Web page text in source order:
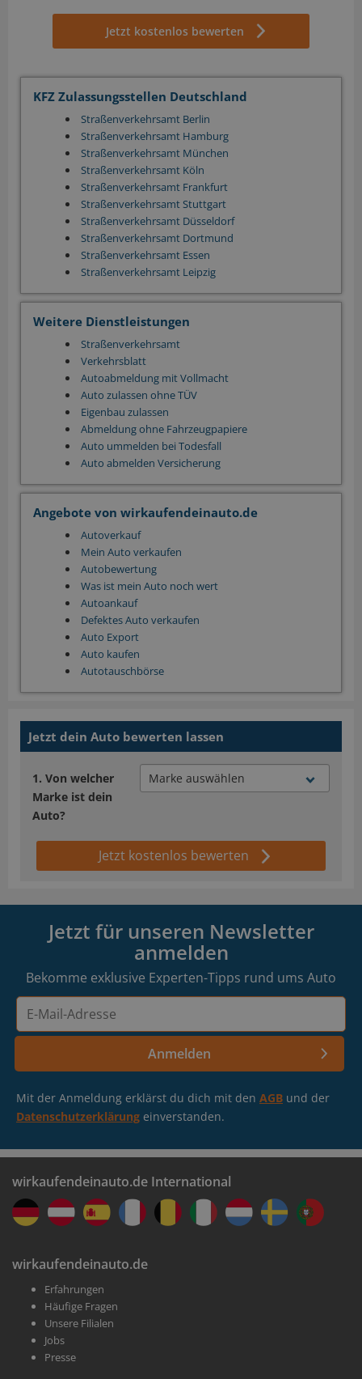
Jetzt kostenlos bewerten
KFZ Zulassungsstellen Deutschland
Straßenverkehrsamt Berlin
Straßenverkehrsamt Hamburg
Straßenverkehrsamt München
Straßenverkehrsamt Köln
Straßenverkehrsamt Frankfurt
Straßenverkehrsamt Stuttgart
Straßenverkehrsamt Düsseldorf
Straßenverkehrsamt Dortmund
Straßenverkehrsamt Essen
Straßenverkehrsamt Leipzig
Weitere Dienstleistungen
Straßenverkehrsamt
Verkehrsblatt
Autoabmeldung mit Vollmacht
Auto zulassen ohne TÜV
Eigenbau zulassen
Abmeldung ohne Fahrzeugpapiere
Auto ummelden bei Todesfall
Auto abmelden Versicherung
Angebote von wirkaufendeinauto.de
Autoverkauf
Mein Auto verkaufen
Autobewertung
Was ist mein Auto noch wert
Autoankauf
Defektes Auto verkaufen
Auto Export
Auto kaufen
Autotauschbörse
Jetzt dein Auto bewerten lassen
Von welcher
Marke ist dein
Auto?
Jetzt kostenlos bewerten
Jetzt für unseren Newsletter
anmelden
Bekomme exklusive Experten-Tipps rund ums Auto
Adresse
Anmelden
Mit der Anmeldung erklärst du dich mit den AGB und der
Datenschutzerklärung einverstanden.
wirkaufendeinauto.de International
wirkaufendeinauto.de
Erfahrungen
Häufige Fragen
Unsere Filialen
Jobs
Presse